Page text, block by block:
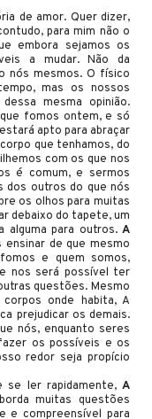
de amor. Quer dizer,
para mim não o
embora sejamos os
a mudar. Não da
nós mesmos. O físico
mas os nossos
mesma opinião.
fomos ontem, e só
apto para abraçar
que tenhamos, do
com os que nos
é comum, e sermos
dos outros do que nós
os olhos para muitas
debaixo do tapete, um
alguma para outros. A
de que mesmo
e quem somos,
nos será possível ter
questões. Mesmo
onde habita, A
prejudicar os demais.
nós, enquanto seres
os possíveis e os
redor seja propício
se ler rapidamente, A
muitas questões
e compreensível para